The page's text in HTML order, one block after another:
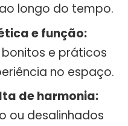
longo do tempo.
e função:
e práticos
no espaço.
de harmonia:
ou desalinhados